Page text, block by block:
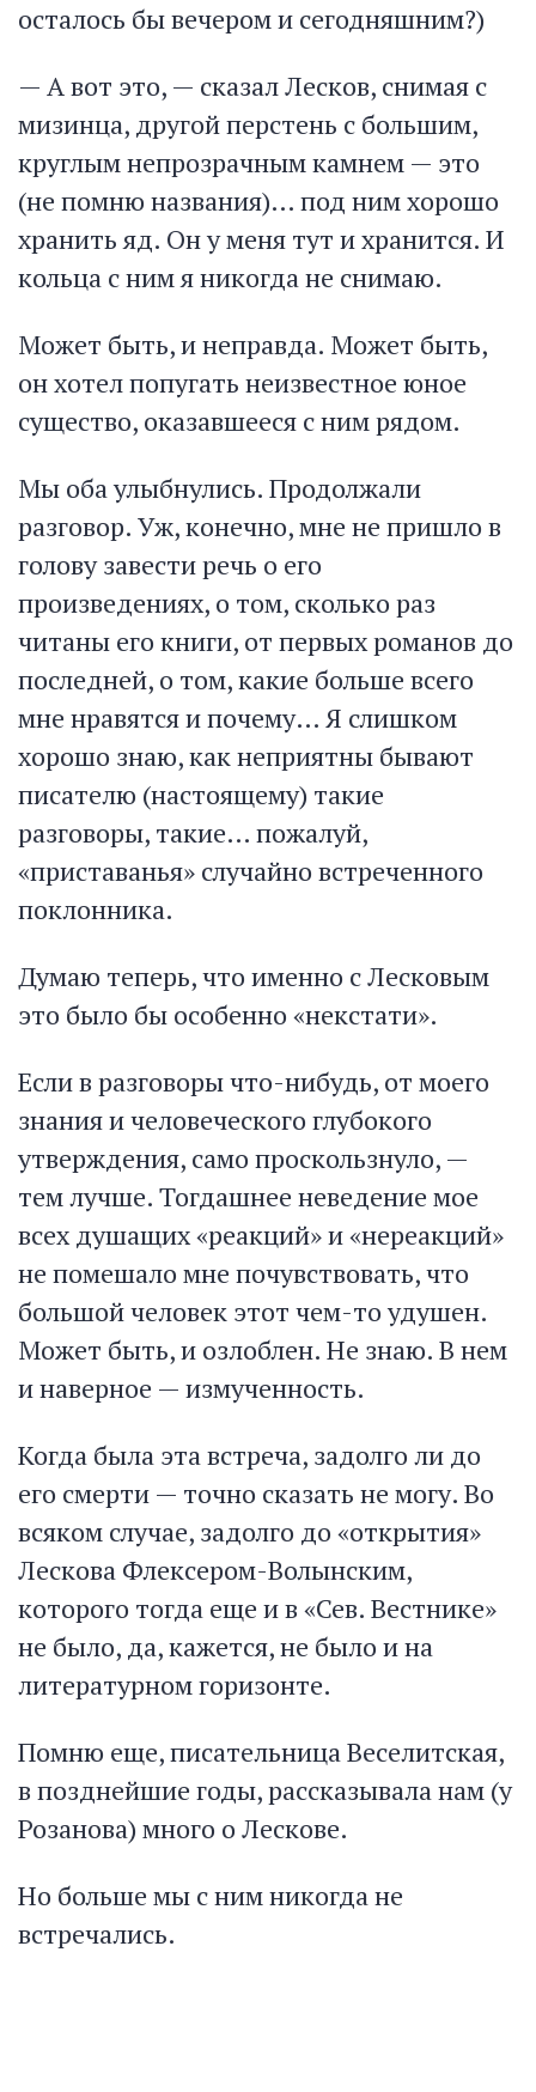
осталось бы вечером и сегодняшним?)
— А вот это, — сказал Лесков, снимая с
мизинца, другой перстень с большим,
круглым непрозрачным камнем — это
(не помню названия)… под ним хорошо
хранить яд. Он у меня тут и хранится. И
кольца с ним я никогда не снимаю.
Может быть, и неправда. Может быть,
он хотел попугать неизвестное юное
существо, оказавшееся с ним рядом.
Мы оба улыбнулись. Продолжали
разговор. Уж, конечно, мне не пришло в
голову завести речь о его
произведениях, о том, сколько раз
читаны его книги, от первых романов до
последней, о том, какие больше всего
мне нравятся и почему… Я слишком
хорошо знаю, как неприятны бывают
писателю (настоящему) такие
разговоры, такие… пожалуй,
«приставанья» случайно встреченного
поклонника.
Думаю теперь, что именно с Лесковым
это было бы особенно «некстати».
Если в разговоры что-нибудь, от моего
знания и человеческого глубокого
утверждения, само проскользнуло, —
тем лучше. Тогдашнее неведение мое
всех душащих «реакций» и «нереакций»
не помешало мне почувствовать, что
большой человек этот чем-то удушен.
Может быть, и озлоблен. Не знаю. В нем
и наверное — измученность.
Когда была эта встреча, задолго ли до
его смерти — точно сказать не могу. Во
всяком случае, задолго до «открытия»
Лескова Флексером-Волынским,
которого тогда еще и в «Сев. Вестнике»
не было, да, кажется, не было и на
литературном горизонте.
Помню еще, писательница Веселитская,
в позднейшие годы, рассказывала нам (у
Розанова) много о Лескове.
Но больше мы с ним никогда не
встречались.